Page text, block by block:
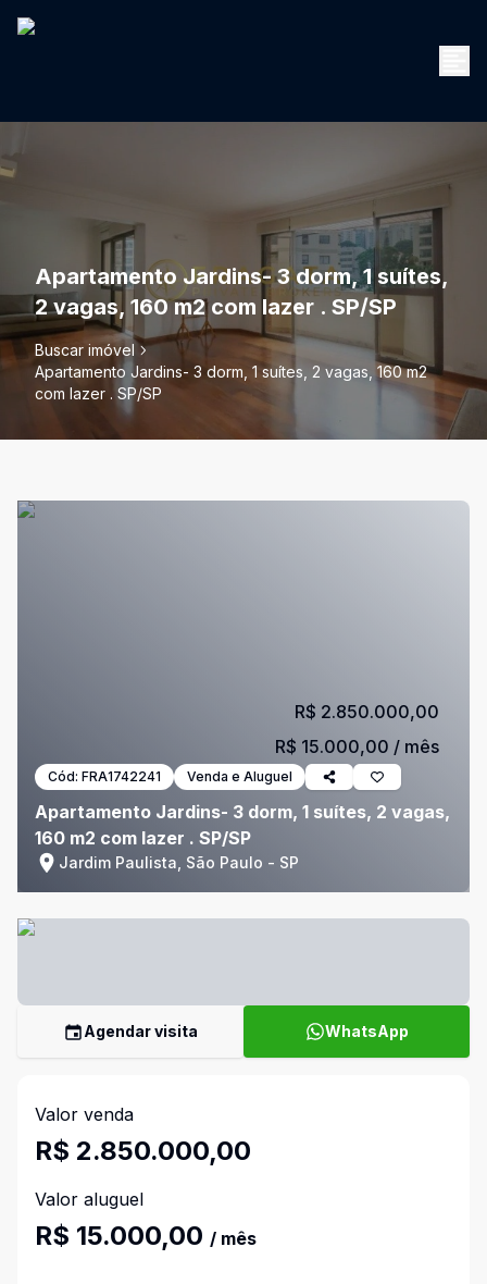
Apartamento Jardins- 3 dorm, 1 suítes,
2 vagas, 160 m2 com lazer . SP/SP
Buscar imóvel
Apartamento Jardins- 3 dorm, 1 suítes, 2 vagas, 160 m2
com lazer . SP/SP
Cód: FRA1742241 Venda e Aluguel
Apartamento Jardins- 3 dorm, 1 suítes, 2 vagas,
160 m2 com lazer . SP/SP
Jardim Paulista, São Paulo - SP
R$ 2.850.000,00
R$ 15.000,00 / mês
Agendar visita WhatsApp
Valor venda
R$ 2.850.000,00
Valor aluguel
R$ 15.000,00 / mês